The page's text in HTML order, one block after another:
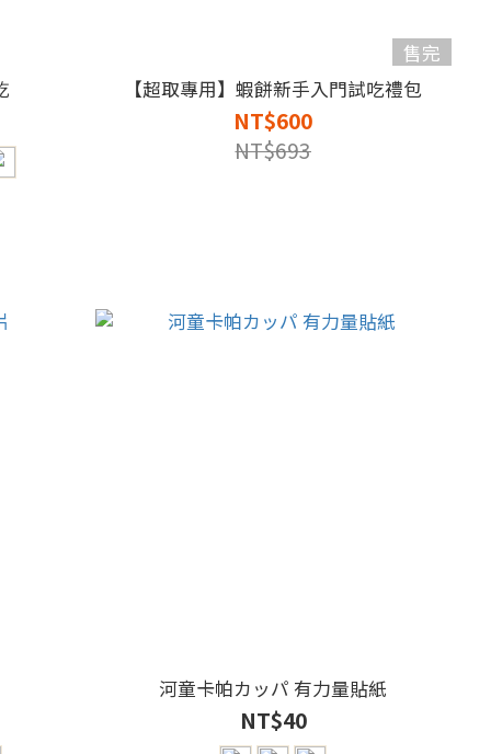
售完
【超取專用】蝦餅新手入門試吃禮包
NT$600
NT$693
河童卡帕カッパ 有力量貼紙
NT$40